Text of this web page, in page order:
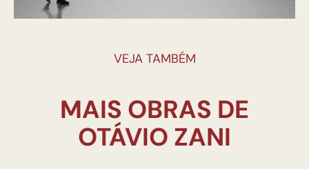
VEJA TAMBÉM
MAIS OBRAS DE